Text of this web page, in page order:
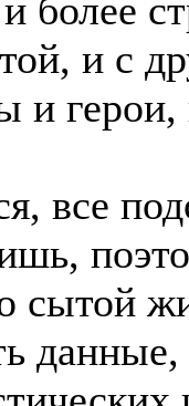
более
и с
и
все
сытой